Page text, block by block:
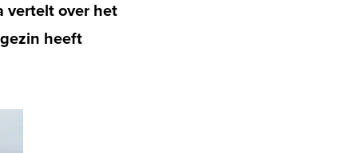
vertelt over het
heeft